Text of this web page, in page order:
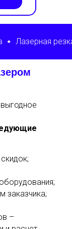
резка от 1 дня
заказчика;
–